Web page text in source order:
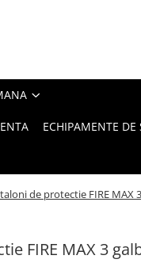
ECHIPAMENTE DE
de protectie FIRE MAX
FIRE MAX 3